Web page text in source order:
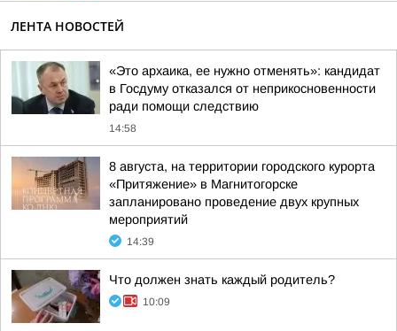
ЛЕНТА НОВОСТЕЙ
«Это архаика, ее нужно отменять»: кандидат
в Госдуму отказался от неприкосновенности
ради помощи следствию
14:58
8 августа, на территории городского курорта
«Притяжение» в Магнитогорске
запланировано проведение двух крупных
мероприятий
14:39
Что должен знать каждый родитель?
10:09